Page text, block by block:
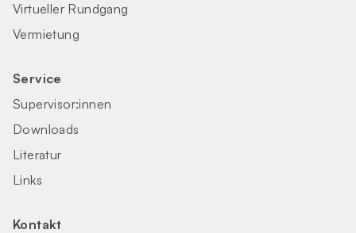
Virtueller Rundgang
Vermietung
Service
Supervisor:innen
Downloads
Literatur
Links
Kontakt